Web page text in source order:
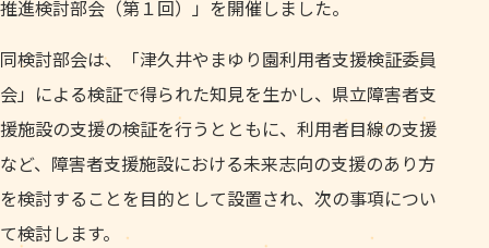
推進検討部会（第１回）」を開催しました。
同検討部会は、「津久井やまゆり園利用者支援検証委員
会」による検証で得られた知見を生かし、県立障害者支
援施設の支援の検証を行うとともに、利用者目線の支援
など、障害者支援施設における未来志向の支援のあり方
を検討することを目的として設置され、次の事項につい
て検討します。